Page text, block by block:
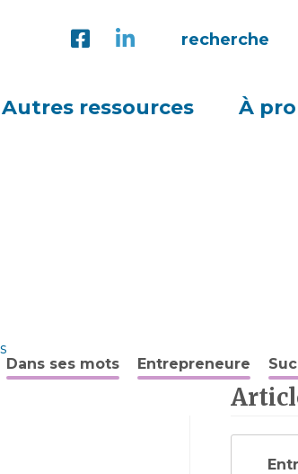
Autres ressources À
Dans ses mots
Entrepreneure